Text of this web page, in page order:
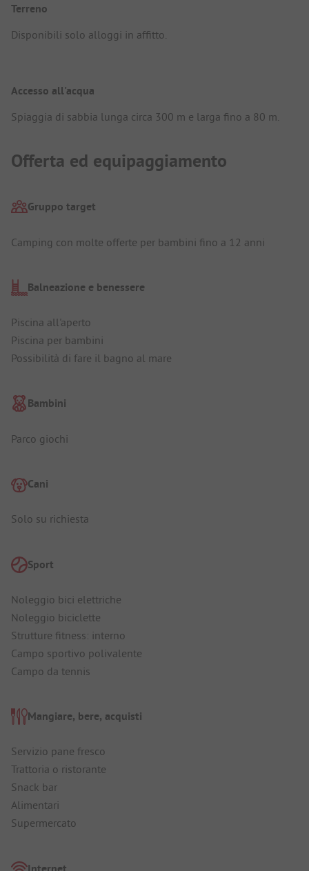
Terreno
Disponibili solo alloggi in affitto.
Accesso all'acqua
Spiaggia di sabbia lunga circa 300 m e larga fino a 80 m.
Offerta ed equipaggiamento
Gruppo target
Camping con molte offerte per bambini fino a 12 anni
Balneazione e benessere
Piscina all'aperto
Piscina per bambini
Possibilità di fare il bagno al mare
Bambini
Parco giochi
Cani
Solo su richiesta
Sport
Noleggio bici elettriche
Noleggio biciclette
Strutture fitness: interno
Campo sportivo polivalente
Campo da tennis
Mangiare, bere, acquisti
Servizio pane fresco
Trattoria o ristorante
Snack bar
Alimentari
Supermercato